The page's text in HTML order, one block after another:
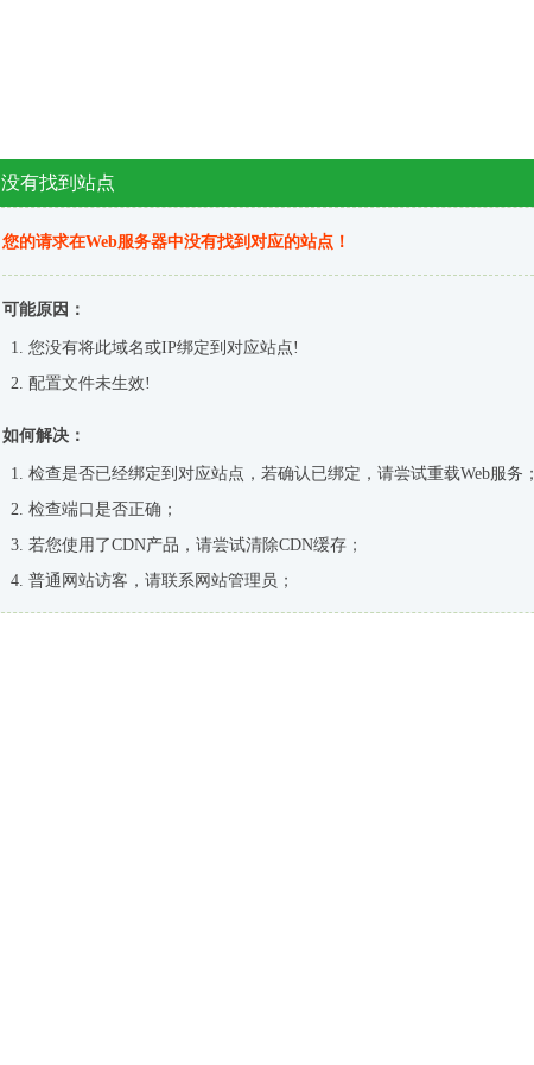
没有找到站点
您的请求在Web服务器中没有找到对应的站点！
可能原因：
您没有将此域名或IP绑定到对应站点!
配置文件未生效!
如何解决：
检查是否已经绑定到对应站点，若确认已绑定，请尝试重载Web服务；
检查端口是否正确；
若您使用了CDN产品，请尝试清除CDN缓存；
普通网站访客，请联系网站管理员；